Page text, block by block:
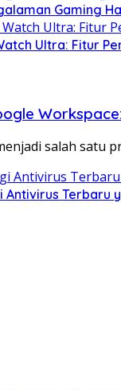
Gaming
Ultra: Fitur
salah satu
Terbaru